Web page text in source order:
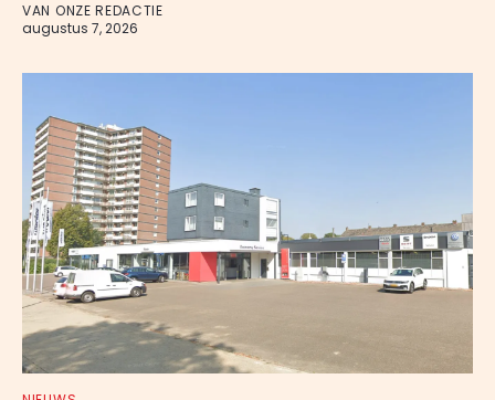
VAN ONZE REDACTIE
augustus 7, 2026